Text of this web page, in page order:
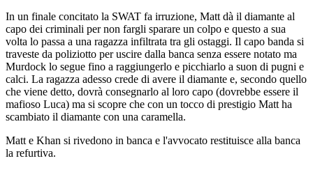
In un finale concitato la SWAT fa irruzione, Matt dà il diamante al
capo dei criminali per non fargli sparare un colpo e questo a sua
volta lo passa a una ragazza infiltrata tra gli ostaggi. Il capo banda si
traveste da poliziotto per uscire dalla banca senza essere notato ma
Murdock lo segue fino a raggiungerlo e picchiarlo a suon di pugni e
calci. La ragazza adesso crede di avere il diamante e, secondo quello
che viene detto, dovrà consegnarlo al loro capo (dovrebbe essere il
mafioso Luca) ma si scopre che con un tocco di prestigio Matt ha
scambiato il diamante con una caramella.
Matt e Khan si rivedono in banca e l'avvocato restituisce alla banca
la refurtiva.